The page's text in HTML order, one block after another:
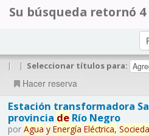
Su búsqueda retornó
| | Seleccionar títulos para:
Hacer reserva
Estación transformadora
provincia deRío Negro
por Agua y Energía Eléctrica,